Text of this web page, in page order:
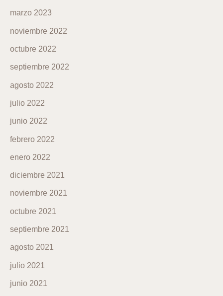
marzo 2023
noviembre 2022
octubre 2022
septiembre 2022
agosto 2022
julio 2022
junio 2022
febrero 2022
enero 2022
diciembre 2021
noviembre 2021
octubre 2021
septiembre 2021
agosto 2021
julio 2021
junio 2021